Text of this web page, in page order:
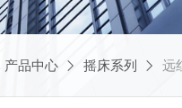
产品中心 摇床系列 远